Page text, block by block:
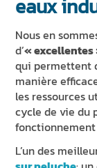
eaux
Nous en
d’«
qui permettent
manière
les ressources
cycle de vie du
L’un des